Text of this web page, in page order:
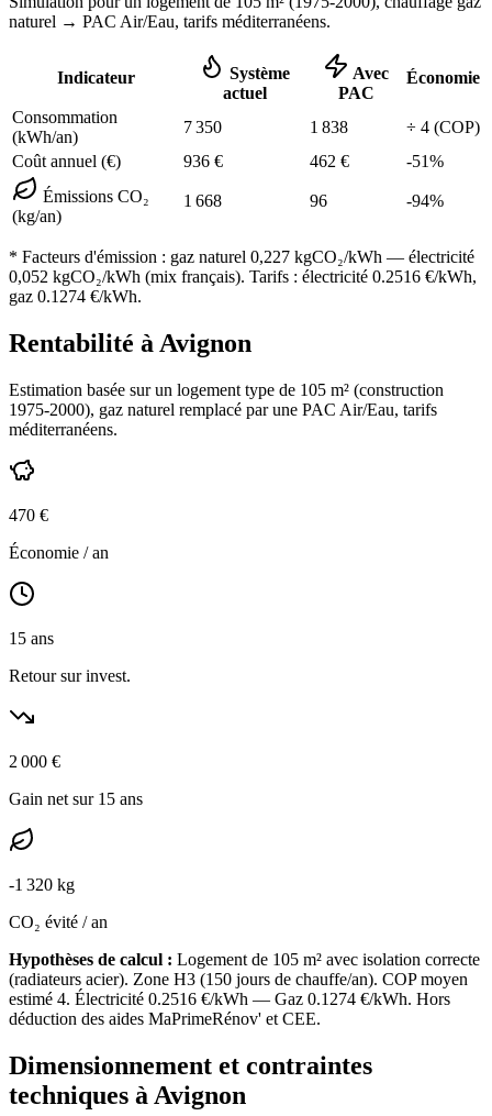
naturel → PAC Air/Eau, tarifs méditerranéens.
Indicateur
Système
actuel
Avec
PAC
Économie
Consommation
(kWh/an)
7 350 1 838 ÷ 4 (COP)
Coût annuel (€)
936 € 462 € -51%
Émissions CO₂
(kg/an)
1 668 96 -94%
* Facteurs d'émission : gaz naturel 0,227 kgCO₂/kWh — électricité
0,052 kgCO₂/kWh (mix français). Tarifs : électricité 0.2516 €/kWh,
gaz 0.1274 €/kWh.
Rentabilité àAvignon
Estimation basée sur un logement type de 105 m² (construction
1975-2000), gaz naturel remplacé par une PAC Air/Eau, tarifs
méditerranéens.
470 €
Économie / an
15 ans
Retour sur invest.
2 000 €
Gain net sur 15 ans
-1 320 kg
CO₂ évité / an
Hypothèses de calcul : Logement de 105 m² avec isolation correcte
(radiateurs acier). Zone H3 (150 jours de chauffe/an). COP moyen
estimé 4. Électricité 0.2516 €/kWh — Gaz 0.1274 €/kWh. Hors
déduction des aides MaPrimeRénov' et CEE.
Dimensionnement et contraintes
techniques à Avignon